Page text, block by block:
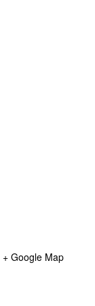
+ Google Map